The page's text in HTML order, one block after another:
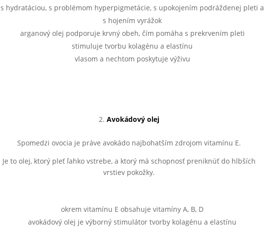
s hydratáciou, s problémom hyperpigmetácie, s upokojením podráždenej pleti a
s hojením vyrážok
arganový olej podporuje krvný obeh, čím pomáha s prekrvením pleti
stimuluje tvorbu kolagénu a elastínu
vlasom a nechtom poskytuje výživu
Avokádový olej
Spomedzi ovocia je práve avokádo najbohatším zdrojom vitamínu E.
Je to olej, ktorý pleť ľahko vstrebe, a ktorý má schopnosť preniknúť do hlbších
vrstiev pokožky.
okrem vitamínu E obsahuje vitamíny A, B, D
avokádový olej je výborný stimulátor tvorby kolagénu a elastínu